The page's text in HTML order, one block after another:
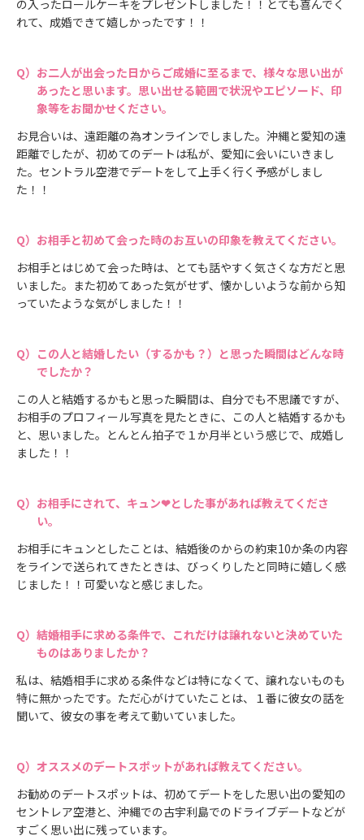
の入ったロールケーキをプレゼントしました！！とても喜んでく
れて、成婚できて嬉しかったです！！
お二人が出会った日からご成婚に至るまで、様々な思い出が
あったと思います。思い出せる範囲で状況やエピソード、印
象等をお聞かせください。
お見合いは、遠距離の為オンラインでしました。沖縄と愛知の遠
距離でしたが、初めてのデートは私が、愛知に会いにいきまし
た。セントラル空港でデートをして上手く行く予感がしまし
た！！
お相手と初めて会った時のお互いの印象を教えてください。
お相手とはじめて会った時は、とても話やすく気さくな方だと思
いました。また初めてあった気がせず、懐かしいような前から知
っていたような気がしました！！
この人と結婚したい（するかも？）と思った瞬間はどんな時
でしたか？
この人と結婚するかもと思った瞬間は、自分でも不思議ですが、
お相手のプロフィール写真を見たときに、この人と結婚するかも
と、思いました。とんとん拍子で１か月半という感じで、成婚し
ました！！
お相手にされて、キュン❤とした事があれば教えてくださ
い。
お相手にキュンとしたことは、結婚後のからの約束10か条の内容
をラインで送られてきたときは、びっくりしたと同時に嬉しく感
じました！！可愛いなと感じました。
結婚相手に求める条件で、これだけは譲れないと決めていた
ものはありましたか？
私は、結婚相手に求める条件などは特になくて、譲れないものも
特に無かったです。ただ心がけていたことは、１番に彼⼥の話を
聞いて、彼女の事を考えて動いていました。
オススメのデートスポットがあれば教えてください。
お勧めのデートスポットは、初めてデートをした思い出の愛知の
セントレア空港と、沖縄での古宇利島でのドライブデートなどが
すごく思い出に残っています。